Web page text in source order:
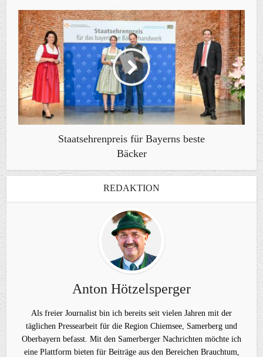
Staatsehrenpreis für Bayerns beste
Bäcker
REDAKTION
Anton Hötzelsperger
Als freier Journalist bin ich bereits seit vielen Jahren mit der
täglichen Pressearbeit für die Region Chiemsee, Samerberg und
Oberbayern befasst. Mit den Samerberger Nachrichten möchte ich
eine Plattform bieten für Beiträge aus den Bereichen Brauchtum,